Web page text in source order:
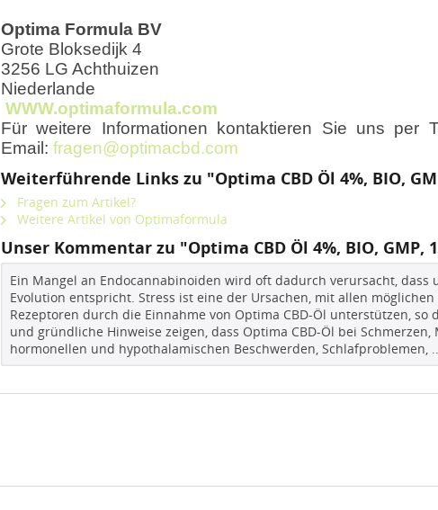
Optima Formula BV
Grote Bloksedijk 4
3256 LG Achthuizen
Niederlande
WWW.optimaformula.com
Für weitere Informationen kontaktieren Sie uns per
Email: fragen@optimacbd.com
Weiterführende Links zu "Optima CBD Öl 4%, BIO,
Fragen zum Artikel?
Weitere Artikel von Optimaformula
Unser Kommentar zu "Optima CBD Öl 4%, BIO, GMP,
Ein Mangel an Endocannabinoiden wird oft dadurch verursacht,
Evolution entspricht. Stress ist eine der Ursachen, mit allen
Rezeptoren durch die Einnahme von Optima CBD-Öl unterstützen,
und gründliche Hinweise zeigen, dass Optima CBD-Öl bei
hormonellen und hypothalamischen Beschwerden, Schlafproblemen, ..